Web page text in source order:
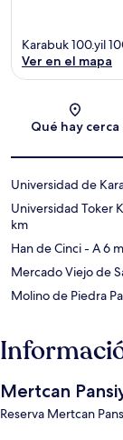
Karabuk 100.yil
Ver en el mapa
Qué hay cerca
Universidad de
Universidad Toker
km
Han de Cinci- A 6
Mercado Viejo de
Molino de Piedra
Mertcan
Reserva Mertcan